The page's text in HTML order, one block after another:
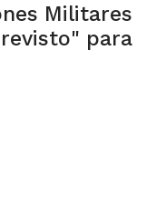
Militares
para